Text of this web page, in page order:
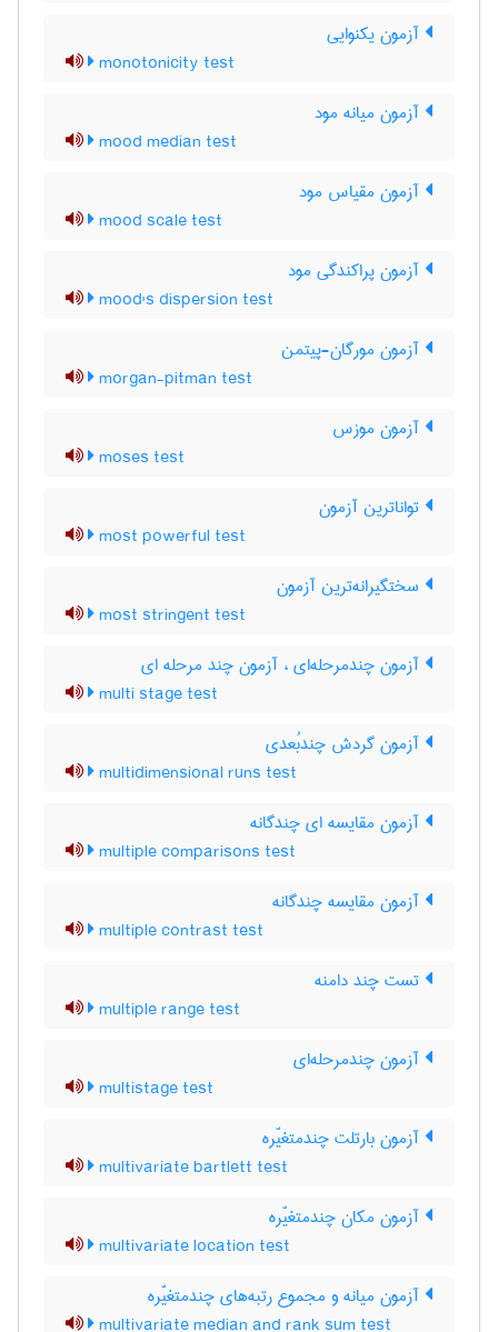
آزمون یکنوایی
monotonicity test
آزمون میانه مود
mood median test
آزمون مقیاس مود
mood scale test
آزمون پراکندگی مود
mood's dispersion test
آزمون مورگان-پیتمن
morgan-pitman test
آزمون موزس
moses test
تواناترین آزمون
most powerful test
سختگیرانه‌ترین آزمون
most stringent test
آزمون چندمرحله‌ای ، آزمون چند مرحله ای
multi stage test
آزمون گردش چندبُعدی
multidimensional runs test
آزمون مقایسه ای چندگانه
multiple comparisons test
آزمون مقایسه چندگانه
multiple contrast test
تست چند دامنه
multiple range test
آزمون چندمرحله‌ای
multistage test
آزمون بارتلت چندمتغیّره
multivariate bartlett test
آزمون مکان چندمتغیّره
multivariate location test
آزمون میانه و مجموع رتبه‌های چندمتغیّره
multivariate median and rank sum test